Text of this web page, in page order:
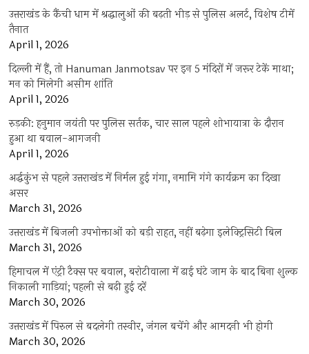
उत्तराखंड के कैंची धाम में श्रद्धालुओं की बढ़ती भीड़ से पुलिस अलर्ट, विशेष टीमें
तैनात
April 1, 2026
दिल्ली में हैं, तो Hanuman Janmotsav पर इन 5 मंदिरों में जरूर टेकें माथा;
मन को मिलेगी असीम शांति
April 1, 2026
रुड़की: हनुमान जयंती पर पुलिस सर्तक, चार साल पहले शोभायात्रा के दौरान
हुआ था बवाल-आगजनी
April 1, 2026
अर्द्धकुंभ से पहले उत्तराखंड में निर्मल हुई गंगा, नमामि गंगे कार्यक्रम का दिखा
असर
March 31, 2026
उत्तराखंड में बिजली उपभोक्ताओं को बड़ी राहत, नहीं बढ़ेगा इलेक्ट्रिसिटी बिल
March 31, 2026
हिमाचल में एंट्री टैक्स पर बवाल, बरोटीवाला में ढाई घंटे जाम के बाद बिना शुल्क
निकाली गाड़ियां; पहली से बढ़ी हुई दरें
March 30, 2026
उत्तराखंड में पिरुल से बदलेगी तस्वीर, जंगल बचेंगे और आमदनी भी होगी
March 30, 2026